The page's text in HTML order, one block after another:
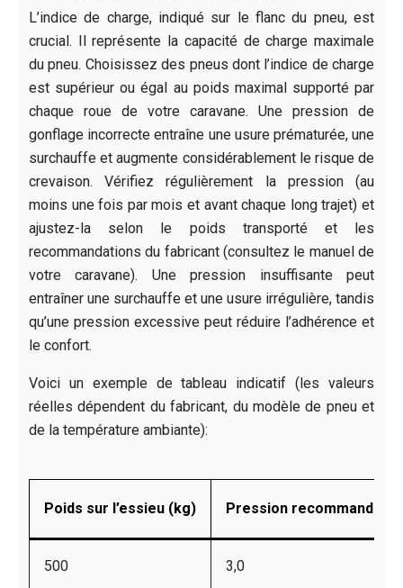
L’indice de charge, indiqué sur le flanc du pneu, est
crucial. Il représente la capacité de charge maximale
du pneu. Choisissez des pneus dont l’indice de charge
est supérieur ou égal au poids maximal supporté par
chaque roue de votre caravane. Une pression de
gonflage incorrecte entraîne une usure prématurée, une
surchauffe et augmente considérablement le risque de
crevaison. Vérifiez régulièrement la pression (au
moins une fois par mois et avant chaque long trajet) et
ajustez-la selon le poids transporté et les
recommandations du fabricant (consultez le manuel de
votre caravane). Une pression insuffisante peut
entraîner une surchauffe et une usure irrégulière, tandis
qu’une pression excessive peut réduire l’adhérence et
le confort.
Voici un exemple de tableau indicatif (les valeurs
réelles dépendent du fabricant, du modèle de pneu et
de la température ambiante):
Poids sur l’essieu (kg) Pression recommandée
500 3,0